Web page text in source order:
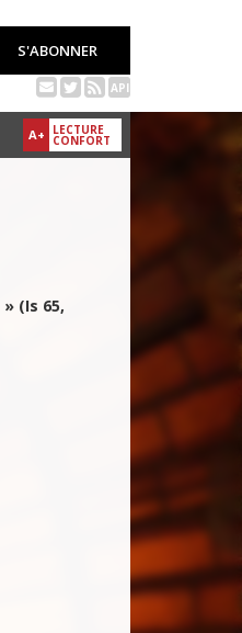
S'ABONNER
API
A+ LECTURE
CONFORT
(Is 65,